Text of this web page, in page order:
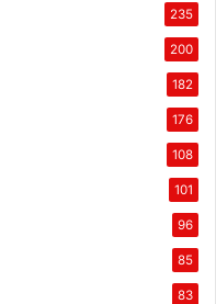
235
200
182
176
108
101
96
85
83